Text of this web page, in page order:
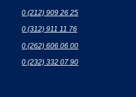
0 (212) 909 26 25
0 (312) 911 11 76
0 (262) 606 06 00
0 (232) 332 07 90